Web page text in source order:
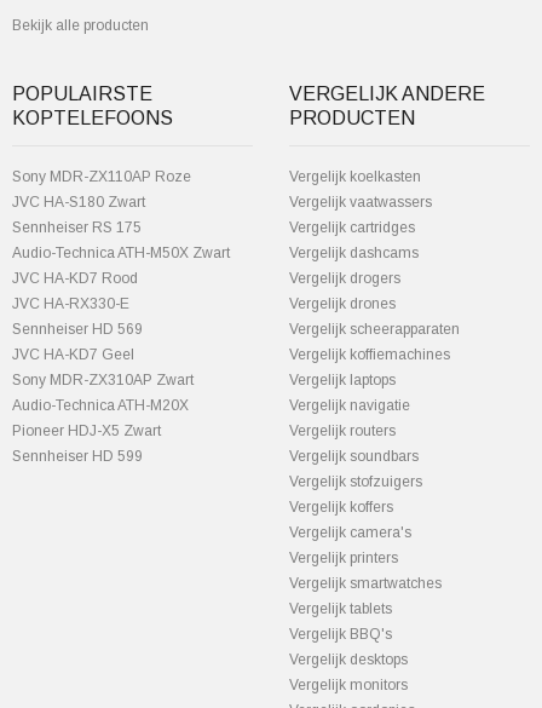
Bekijk alle producten
POPULAIRSTE
KOPTELEFOONS
Sony MDR-ZX110AP Roze
JVC HA-S180 Zwart
Sennheiser RS 175
Audio-Technica ATH-M50X Zwart
JVC HA-KD7 Rood
JVC HA-RX330-E
Sennheiser HD 569
JVC HA-KD7 Geel
Sony MDR-ZX310AP Zwart
Audio-Technica ATH-M20X
Pioneer HDJ-X5 Zwart
Sennheiser HD 599
VERGELIJK ANDERE
PRODUCTEN
Vergelijk koelkasten
Vergelijk vaatwassers
Vergelijk cartridges
Vergelijk dashcams
Vergelijk drogers
Vergelijk drones
Vergelijk scheerapparaten
Vergelijk koffiemachines
Vergelijk laptops
Vergelijk navigatie
Vergelijk routers
Vergelijk soundbars
Vergelijk stofzuigers
Vergelijk koffers
Vergelijk camera's
Vergelijk printers
Vergelijk smartwatches
Vergelijk tablets
Vergelijk BBQ's
Vergelijk desktops
Vergelijk monitors